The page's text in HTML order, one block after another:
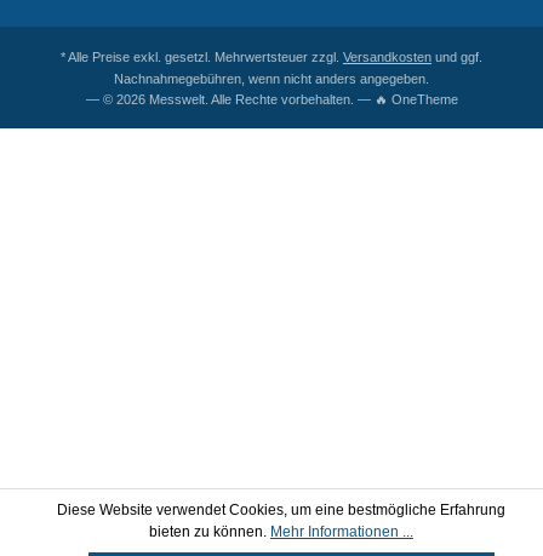
* Alle Preise exkl. gesetzl. Mehrwertsteuer zzgl. Versandkosten und ggf.
Nachnahmegebühren, wenn nicht anders angegeben.
— © 2026 Messwelt. Alle Rechte vorbehalten. — 🔥 OneTheme
Diese Website verwendet Cookies, um eine bestmögliche Erfahrung
bieten zu können. Mehr Informationen ...